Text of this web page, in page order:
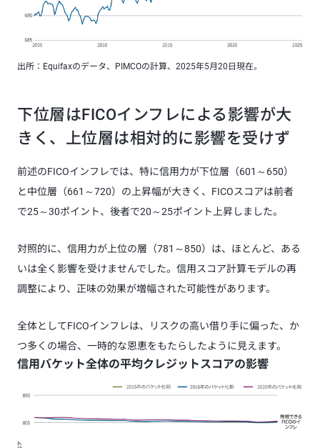
出所：Equifaxのデータ、PIMCOの計算、2025年5月20日現在。
下位層はFICOインフレによる影響が大
きく、上位層は相対的に影響を受けず
前述のFICOインフレでは、特に信用力が下位層（601～650）
と中位層（661～720）の上昇幅が大きく、FICOスコアは前者
で25～30ポイント、後者で20～25ポイント上昇しました。
対照的に、信用力が上位の層（781～850）は、ほとんど、ある
いは全く影響を受けませんでした。信用スコア計算モデルの再
調整により、正味の効果が増幅された可能性があります。
全体としてFICOインフレは、リスクの高い借り手に偏った、か
つ多くの場合、一時的な恩恵をもたらしたように見えます。
信用バケット全体の平均クレジットスコアの影響